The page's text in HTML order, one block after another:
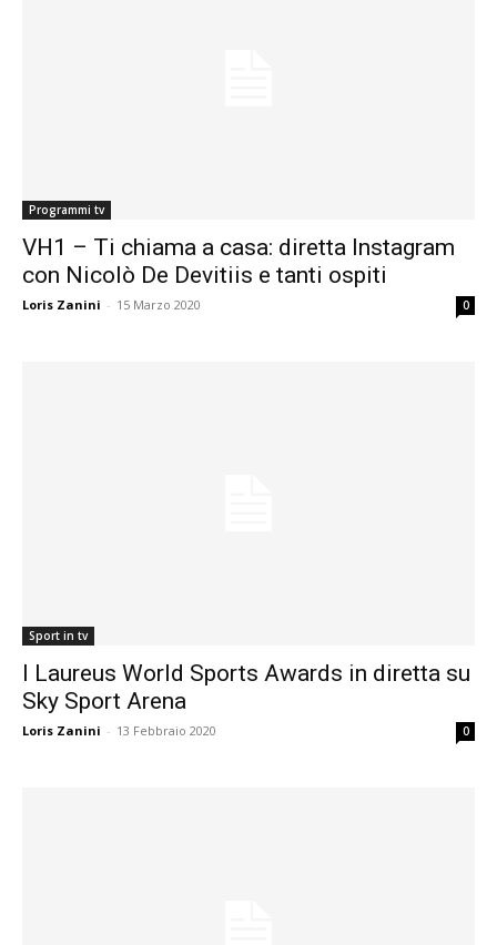
Programmi tv
VH1 – Ti chiama a casa: diretta Instagram
con Nicolò De Devitiis e tanti ospiti
Loris Zanini - 15 Marzo 2020 0
Sport in tv
I Laureus World Sports Awards in diretta su
Sky Sport Arena
Loris Zanini - 13 Febbraio 2020 0